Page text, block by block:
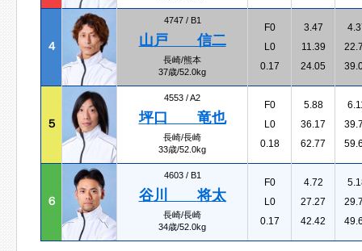
４
4747 / B1
山戸 信二
長崎/熊本
37歳/52.0kg
F0
L0
0.17
3.47
11.39
24.05
５
4553 /A2
坪口 竜也
長崎/長崎
33歳/52.0kg
F0
L0
0.18
5.88
36.17
62.77
６
4603 / B1
谷川 将太
長崎/長崎
34歳/52.0kg
F0
L0
0.17
4.72
27.27
42.42